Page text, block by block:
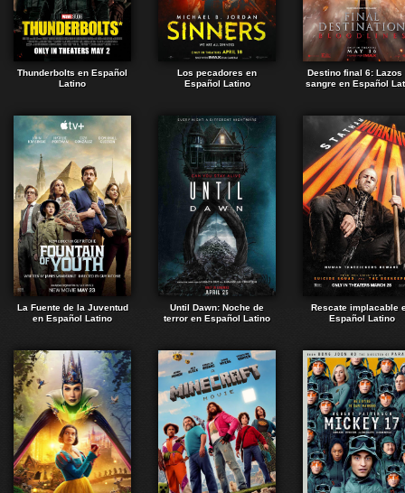
Thunderbolts en Español
Latino
Los pecadores en
Español Latino
Destino final 6: Lazos
sangre en Español
La Fuente de la Juventud
en Español Latino
Until Dawn: Noche de
terror en Español Latino
Rescate implacable
Español Latino